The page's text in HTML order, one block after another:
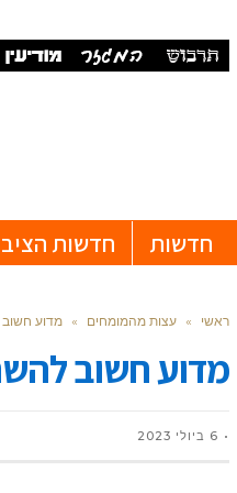
חדשות חדשות
ראשי » עצות מהמומחים » מדוע
מדוע חשוב
6 ביולי 2023